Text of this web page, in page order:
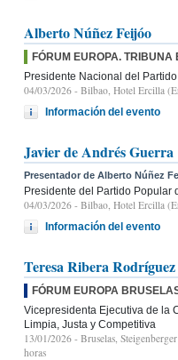
Alberto Núñez Feijóo
FÓRUM EUROPA. TRIBUNA
Presidente Nacional del
04/03/2026 - Bilbao, Hotel Ercilla
Información del evento
Javier de Andrés Guerra
Presentador de Alberto Núñez
Presidente del Partido Popular
04/03/2026 - Bilbao, Hotel Ercilla
Información del evento
Teresa Ribera Rodríguez
FÓRUM EUROPA
Vicepresidenta Ejecutiva de la
Limpia, Justa y Competitiva
13/01/2026 - Bruselas,
horas